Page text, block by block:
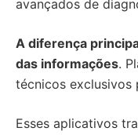
avançados de
A diferença
das informações.
técnicos exclusivos
Esses aplicativos